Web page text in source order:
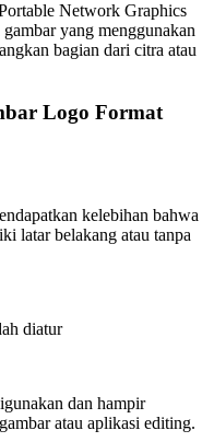
Network Graphics
yang menggunakan
bagian dari citra atau
Logo Format
kelebihan bahwa
latar belakang atau tanpa
diatur
dan hampir
atau aplikasi editing.